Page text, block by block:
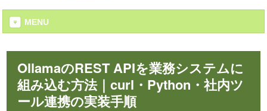
MENU
OllamaのREST APIを業務システムに
組み込む方法｜curl・Python・社内ツ
ール連携の実装手順